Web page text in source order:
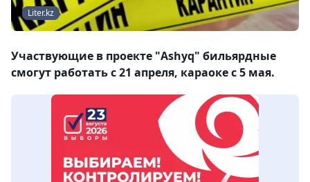
Liter.kz
Участвующие в проекте "Ashyq" бильярдные
смогут работать с 21 апреля, караоке с 5 мая.